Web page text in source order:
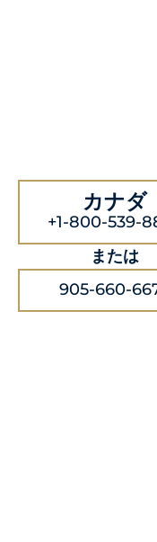
カナダ
+1-800-539-
または
905-660-